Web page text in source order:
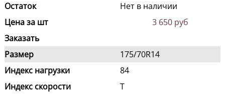
Остаток
Нет в наличии
Цена за шт
3 650 руб
Заказать
Размер
175/70R14
Индекс нагрузки
84
Индекс скорости
T